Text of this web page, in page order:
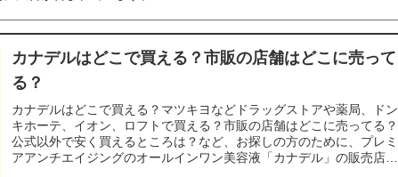
カナデルはどこで買える？市販の店舗はどこに売って
る？
カナデルはどこで買える？マツキヨなどドラッグストアや薬局、ドン
キホーテ、イオン、ロフトで買える？市販の店舗はどこに売ってる？
公式以外で安く買えるところは？など、お探しの方のために、プレミ
アアンチエイジングのオールインワン美容液「カナデル」の販売店を